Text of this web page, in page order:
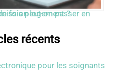
peut-on passer en commission logement ?
récents
pour les soignants